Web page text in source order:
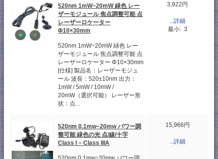
520nm 1mW~20mW 緑色 レー
ザーモジュール 焦点調整可能 点
レーザーロケーター
Φ10×30mm
520nm 1mW~20mW 緑色 レー
ザーモジュール 焦点調整可能 点
レーザーロケーター Φ10×30mm
[仕様] 製品名：レーザーモジュ
ール 波長：520±10nm 出力：
1mW / 5mW / 10mW /
20mW（選択可能） レーザー形
状：点...
3,922円
...詳細
最小: 3
520nm 0.1mw~20mw パワー調
整可能 緑色の光 点/線/十字
Class I ~ Class IIIA
15,966円
...詳細